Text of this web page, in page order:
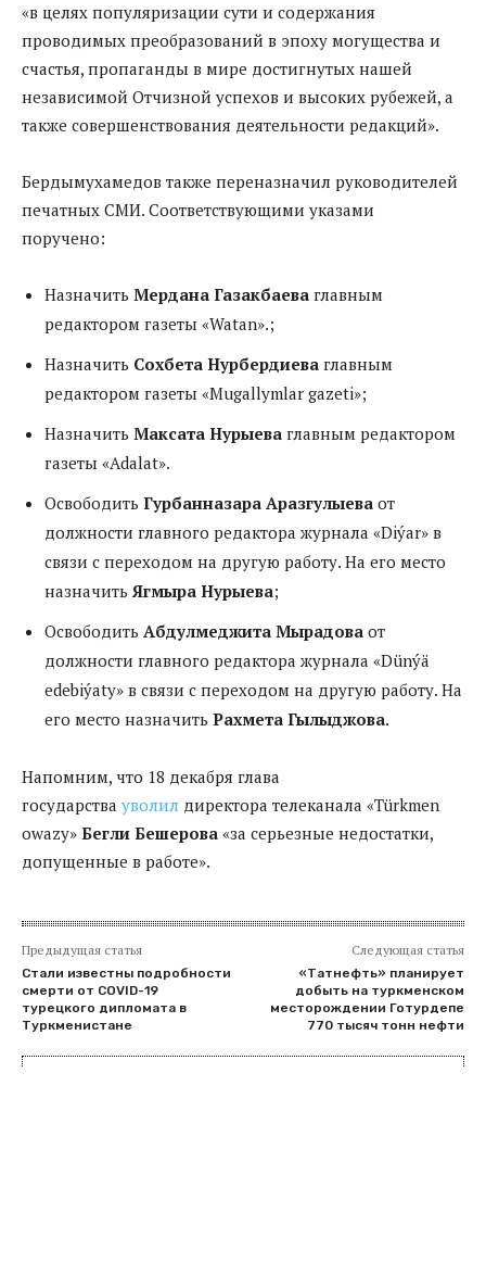
«в целях популяризации сути и содержания
проводимых преобразований в эпоху могущества и
счастья, пропаганды в мире достигнутых нашей
независимой Отчизной успехов и высоких рубежей, а
также совершенствования деятельности редакций».
Бердымухамедов также переназначил руководителей
печатных СМИ. Соответствующими указами
поручено:
Назначить Мердана Газакбаева главным
редактором газеты «Watan».;
Назначить Сохбета Нурбердиева главным
редактором газеты «Mugallymlar gazeti»;
Назначить Максата Нурыева главным редактором
газеты «Adalat».
Освободить Гурбанназара Аразгулыева от
должности главного редактора журнала «Diýar» в
связи с переходом на другую работу. На его место
назначить Ягмыра Нурыева;
Освободить Абдулмеджита Мырадова от
должности главного редактора журнала «Dünýä
edebiýaty» в связи с переходом на другую работу. На
его место назначить Рахмета Гылыджова.
Напомним, что 18 декабря глава
государства уволил директора телеканала «Türkmen
owazy» Бегли Бешерова «за серьезные недостатки,
допущенные в работе».
Предыдущая статья
Стали известны подробности
смерти от COVID-19
турецкого дипломата в
Туркменистане
Следующая статья
«Татнефть» планирует
добыть на туркменском
месторождении Готурдепе
770 тысяч тонн нефти